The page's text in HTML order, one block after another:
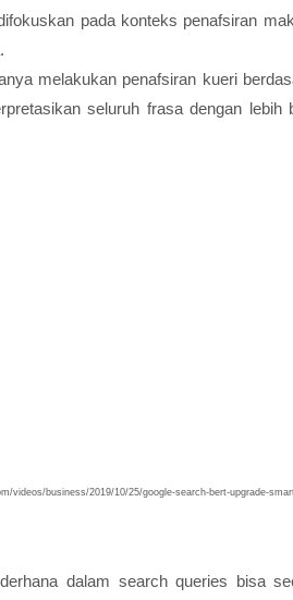
pada konteks penafsiran
melakukan penafsiran kueri
seluruh frasa dengan
videos/business/2019/10/25/google-search-bert-upgrade-
dalam search queries bisa